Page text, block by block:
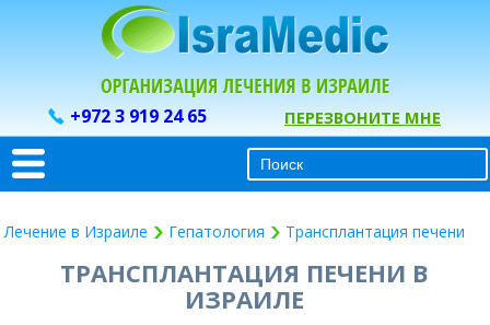
+972 3 919 24 65 ПЕРЕЗВОНИТЕ МНЕ
Лечение в Израиле Гепатология Трансплантация печени
ТРАНСПЛАНТАЦИЯ ПЕЧЕНИ В
ИЗРАИЛЕ